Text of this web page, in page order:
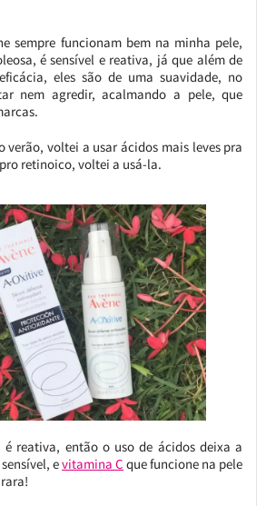
sempre funcionam bem na minha pele,
é sensível e reativa, já que além de
eles são de uma suavidade, no
nem agredir, acalmando a pele, que
verão, voltei a usar ácidos mais leves pra
retinoico, voltei a usá-la.
reativa, então o uso de ácidos deixa a
evitamina C que funcione na pele